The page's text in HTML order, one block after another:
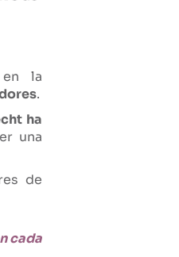
en la
.
ha
una
de
cada